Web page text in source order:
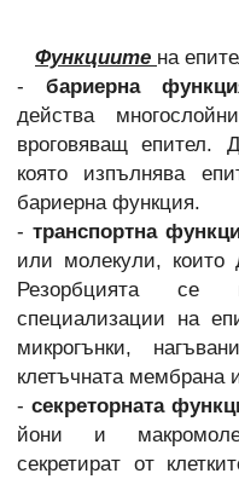
Функциите на
- бариерна
действа
вроговяващ епител.
която изпълнява
бариерна функция.
-транспортна
или молекули, които
Резорбцията се
специализации на
микрогънки,
клетъчната мембрана
-секреторната
йони и
секретират от